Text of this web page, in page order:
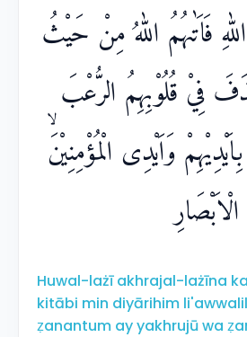
فَاَتٰىهُمُ اللّٰهُ مِنْ حَيْثُ
فِيْ قُلُوْبِهِمُ الرُّعْبَ
وَاَيْدِى الْمُؤْمِنِيْنَۙ
Huwal-lażī akhrajal-lażīna
kitābi min diyārihim
ẓanantum ay yakhrujū wa